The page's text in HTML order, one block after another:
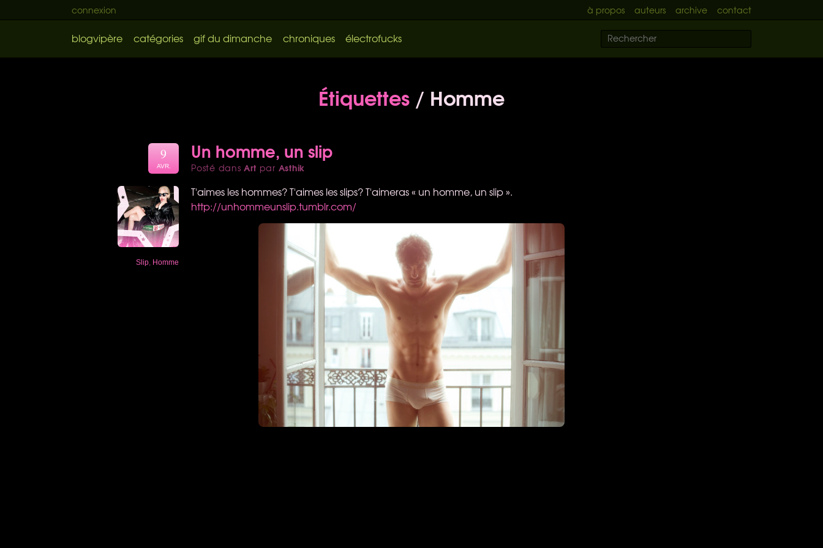
connexion à propos auteurs archive contact
blogvipère catégories gif du dimanche chroniques électrofucks
Étiquettes / Homme
Un homme, un slip
Posté dansArt par Asthik
9
AVR.
Slip Homme
T'aimes les hommes? T'aimes les slips? T'aimeras « un homme, un slip ».
http://unhommeunslip.tumblr.com/